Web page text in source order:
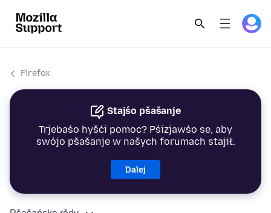
Firefox
Stajśo pšašanje
Trjebaśo hyšći pomoc? Pśizjawśo se, aby
swójo pšašanje w našych forumach stajił.
Dalej